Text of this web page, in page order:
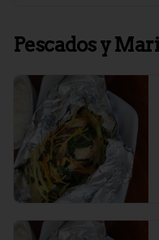
Pescados y